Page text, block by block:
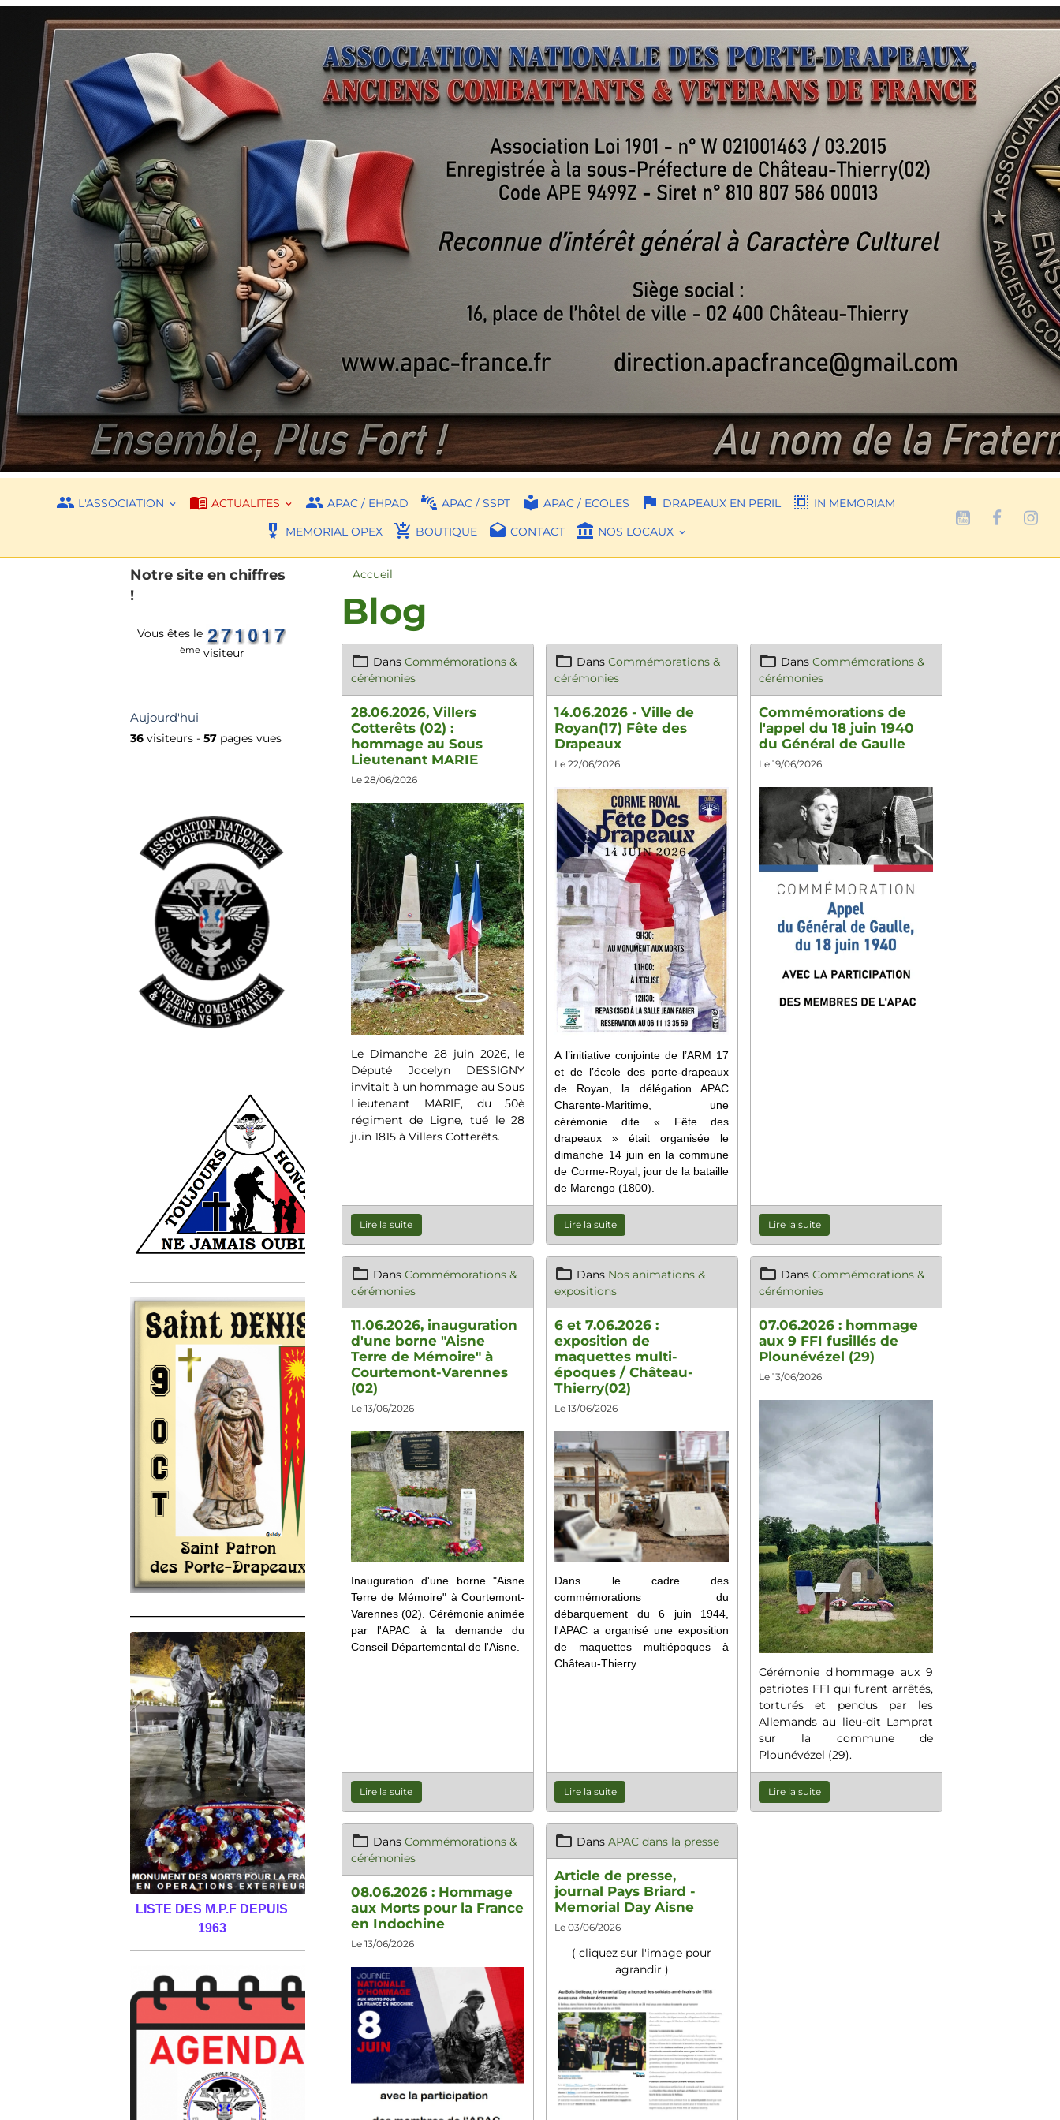
L'ASSOCIATION ACTUALITES APAC / EHPAD APAC / SSPT APAC / ECOLES DRAPEAUX EN PERIL
IN MEMORIAM
MEMORIAL OPEX
BOUTIQUE CONTACT NOS LOCAUX
Accueil
Blog
Dans Commémorations &
cérémonies
28.06.2026, Villers
Cotterêts (02) :
hommage au Sous
Lieutenant MARIE
Le 28/06/2026
Le Dimanche 28 juin 2026, le
Député Jocelyn DESSIGNY
invitait à un hommage au Sous
Lieutenant MARIE, du 50è
régiment de Ligne, tué le 28
juin 1815 à Villers Cotterêts.
Lire la suite
DansCommémorations &
cérémonies
14.06.2026 - Ville de
Royan(17) Fête des
Drapeaux
Le 22/06/2026
A l’initiative conjointe de l’ARM 17
et de l’école des porte-drapeaux
de Royan, la délégation APAC
Charente-Maritime, une
cérémonie dite « Fête des
drapeaux » était organisée le
dimanche 14 juin en la commune
de Corme-Royal, jour de la bataille
de Marengo (1800).
Lire la suite
DansCommémorations &
cérémonies
Commémorations de
l'appel du 18 juin 1940
du Général de Gaulle
Le 19/06/2026
Lire la suite
Dans Commémorations &
cérémonies
11.06.2026, inauguration
d'une borne "Aisne
Terre de Mémoire" à
Courtemont-Varennes
(02)
Le 13/06/2026
Inauguration d'une borne "Aisne
Terre de Mémoire" à Courtemont-
Varennes (02). Cérémonie animée
par l'APAC à la demande du
Conseil Départemental de l'Aisne.
Lire la suite
Dans Nos animations &
expositions
6 et 7.06.2026 :
exposition de
maquettes multi-
époques / Château-
Thierry(02)
Le 13/06/2026
Dans le cadre des
commémorations du
débarquement du 6 juin 1944,
l'APAC a organisé une exposition
de maquettes multiépoques à
Château-Thierry.
Lire la suite
DansCommémorations &
cérémonies
07.06.2026 : hommage
aux 9 FFI fusillés de
Plounévézel (29)
Le 13/06/2026
Cérémonie d'hommage aux 9
patriotes FFI qui furent arrêtés,
torturés et pendus par les
Allemands au lieu-dit Lamprat
sur la commune de
Plounévézel (29).
Lire la suite
Dans Commémorations &
cérémonies
08.06.2026 : Hommage
aux Morts pour la France
en Indochine
Le 13/06/2026
DansAPAC dans la presse
Article de presse,
journal Pays Briard -
Memorial Day Aisne
Le 03/06/2026
( cliquez sur l'image pour
agrandir )
Notre site en chiffres
!
Vous êtes le
ème visiteur
Aujourd'hui
36 visiteurs -57 pages vues
LISTE DES M.P.F DEPUIS
1963